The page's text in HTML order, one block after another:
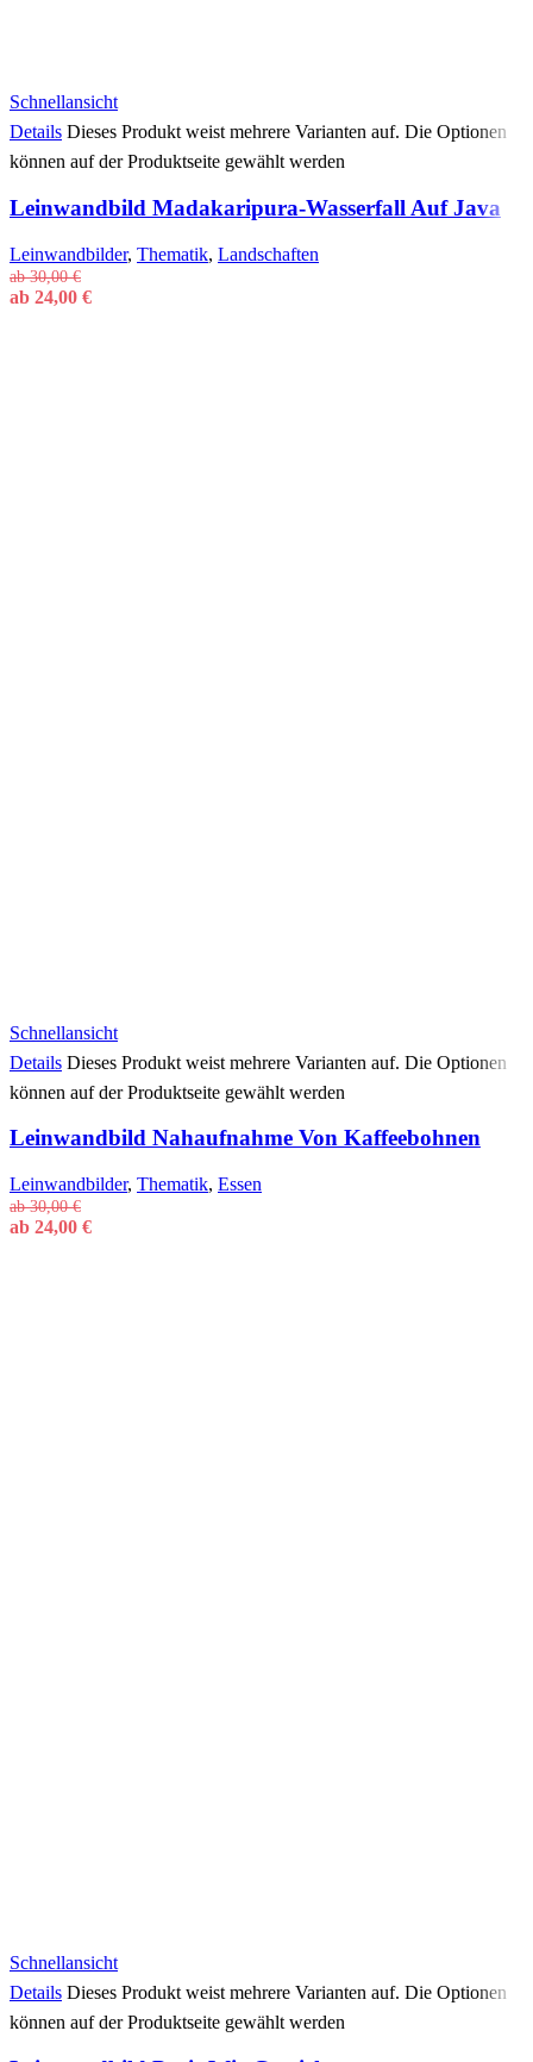
Schnellansicht
Details Dieses Produkt weist mehrere Varianten auf. Die Optionen
können auf der Produktseite gewählt werden
Leinwandbild Madakaripura-Wasserfall Auf Java
Leinwandbilder, Thematik, Landschaften
ab30,00€
ab 24,00 €
Schnellansicht
Details Dieses Produkt weist mehrere Varianten auf. Die Optionen
können auf der Produktseite gewählt werden
Leinwandbild Nahaufnahme Von Kaffeebohnen
Leinwandbilder, Thematik, Essen
ab30,00€
ab 24,00 €
Schnellansicht
Details Dieses Produkt weist mehrere Varianten auf. Die Optionen
können auf der Produktseite gewählt werden